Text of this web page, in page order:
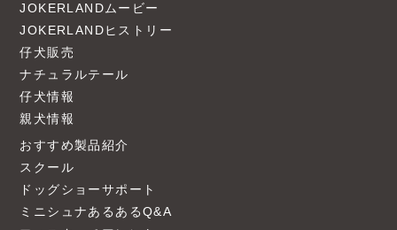
JOKERLANDムービー
JOKERLANDヒストリー
仔犬販売
ナチュラルテール
仔犬情報
親犬情報
おすすめ製品紹介
スクール
ドッグショーサポート
ミニシュナあるあるQ&A